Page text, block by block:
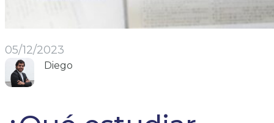
05/12/2023
Diego